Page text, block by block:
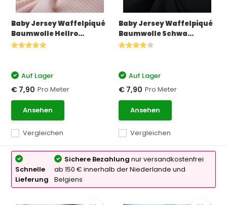
Baby Jersey Waffelpiqué
Baumwolle Hellro...
Vergleichen
Auf Lager
€ 7,90 Pro Meter
Ansehen
Baby Jersey Waffelpiqué
Baumwolle Schwa...
Vergleichen
Auf Lager
€ 7,90 Pro Meter
Ansehen
Schnelle
Lieferung
Sichere Bezahlung nur versandkostenfrei
ab 150 € innerhalb der Niederlande und
Belgiens